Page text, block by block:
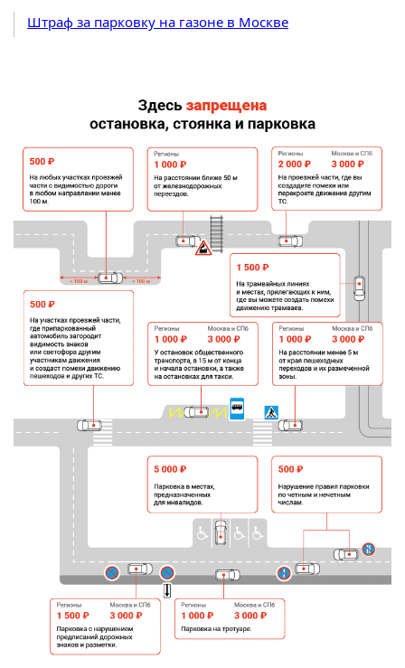
Штраф за парковку на газоне в Москве